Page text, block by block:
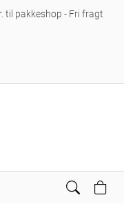
til pakkeshop - Fri fragt